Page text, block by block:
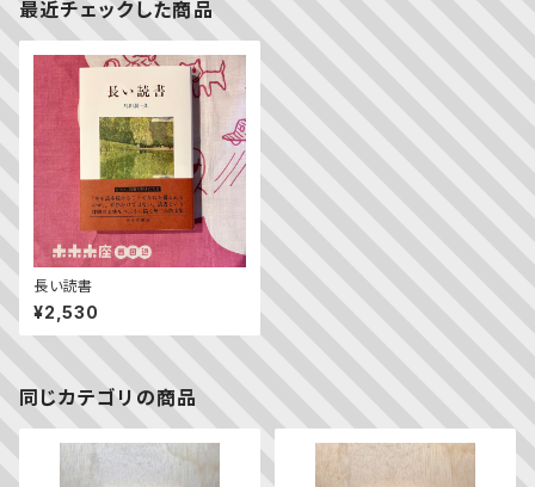
最近チェックした商品
長い読書
¥2,530
同じカテゴリの商品